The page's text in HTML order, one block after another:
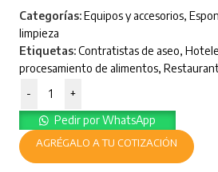
Categorías:Equipos y accesorios,
limpieza
Etiquetas:Contratistas de aseo,
procesamiento de alimentos,
-
+
Pedir por WhatsApp
AGRÉGALO A TU COTIZACIÓN